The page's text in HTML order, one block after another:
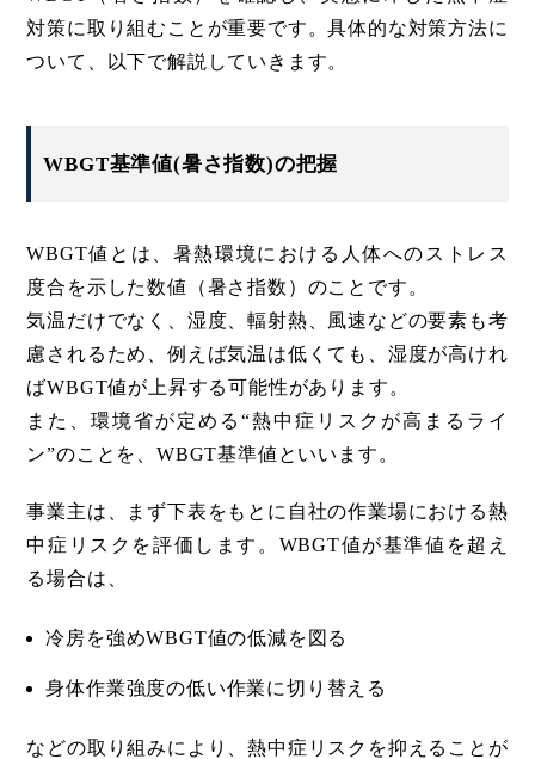
対策に取り組むことが重要です。具体的な対策方法に
ついて、以下で解説していきます。
WBGT基準値(暑さ指数)の把握
WBGT値とは、暑熱環境における人体へのストレス
度合を示した数値（暑さ指数）のことです。
気温だけでなく、湿度、輻射熱、風速などの要素も考
慮されるため、例えば気温は低くても、湿度が高けれ
ばWBGT値が上昇する可能性があります。
また、環境省が定める“熱中症リスクが高まるライ
ン”のことを、WBGT基準値といいます。
事業主は、まず下表をもとに自社の作業場における熱
中症リスクを評価します。WBGT値が基準値を超え
る場合は、
冷房を強めWBGT値の低減を図る
身体作業強度の低い作業に切り替える
などの取り組みにより、熱中症リスクを抑えることが